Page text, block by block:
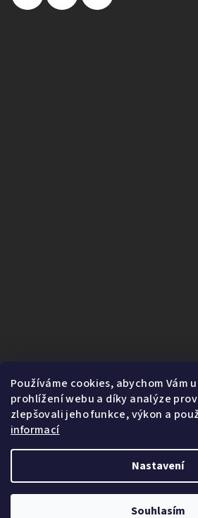
Používáme cookies, abychom Vám
prohlížení webu a díky analýze
zlepšovali jeho funkce, výkon a
informací
Nastavení
Souhlasím
1